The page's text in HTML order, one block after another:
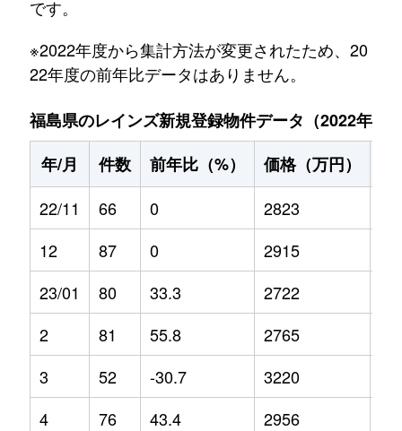
です。
※2022年度から集計方法が変更されたため、20
22年度の前年比データはありません。
福島県のレインズ新規登録物件データ（2022年11
年/月
件数 前年比（%） 価格（万円）
22/11
66 0 2823
12
87 0 2915
23/01
80 33.3 2722
2
81 55.8 2765
3
52 -30.7 3220
4
76 43.4 2956